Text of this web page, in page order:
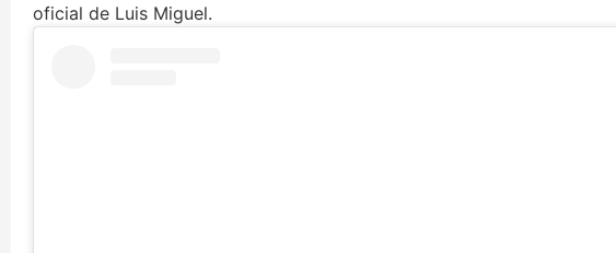
oficial de Luis Miguel.